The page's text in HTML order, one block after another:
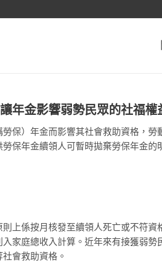
年金影響弱勢民眾的社福權
保）年金而影響其社會救助資格，
保年金續領人可暫時拋棄勞保年金
上係按月核發至續領人死亡或不符
家庭總收入計算。近年來有接獲弱
會救助資格。